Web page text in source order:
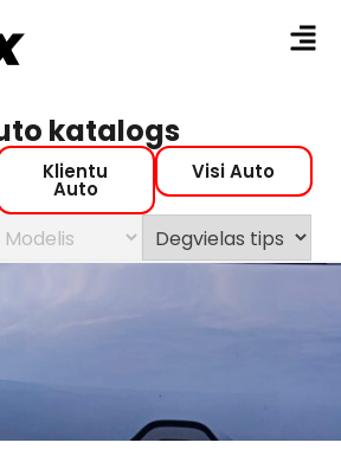
katalogs
Klientu
Auto
Visi Auto